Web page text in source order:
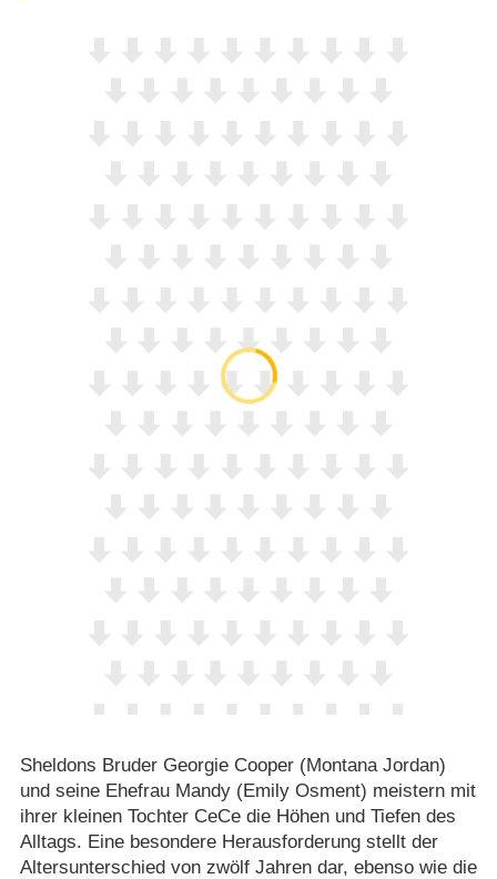
Sheldons Bruder Georgie Cooper (Montana Jordan)
und seine Ehefrau Mandy (Emily Osment) meistern mit
ihrer kleinen Tochter CeCe die Höhen und Tiefen des
Alltags. Eine besondere Herausforderung stellt der
Altersunterschied von zwölf Jahren dar, ebenso wie die